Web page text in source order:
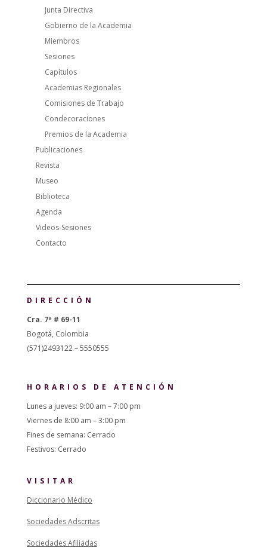
Junta Directiva
Gobierno de la Academia
Miembros
Sesiones
Capítulos
Academias Regionales
Comisiones de Trabajo
Condecoraciones
Premios de la Academia
Publicaciones
Revista
Museo
Biblioteca
Agenda
Videos-Sesiones
Contacto
DIRECCIÓN
Cra. 7ª # 69-11
Bogotá, Colombia
(571)2493122 – 5550555
HORARIOS DE ATENCIÓN
Lunes a jueves: 9:00 am – 7:00 pm
Viernes de 8:00 am – 3:00 pm
Fines de semana: Cerrado
Festivos: Cerrado
VISITAR
Diccionario Médico
Sociedades Adscritas
Sociedades Afiliadas